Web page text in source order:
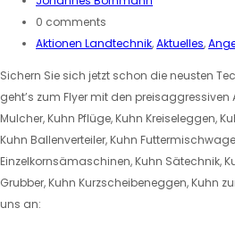
0 comments
Aktionen Landtechnik,Aktuelles,
Sichern Sie sich jetzt schon die neusten
geht’s zum Flyer mit den
Mulcher, Kuhn Pflüge, Kuhn Kreiseleggen,
Kuhn Ballenverteiler, Kuhn
Einzelkornsämaschinen, Kuhn Sätechnik,
Grubber, Kuhn Kurzscheibeneggen, Kuhn
uns an: